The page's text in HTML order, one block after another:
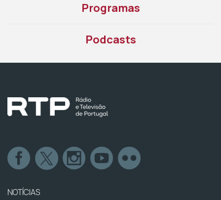
Programas
Podcasts
NOTÍCIAS